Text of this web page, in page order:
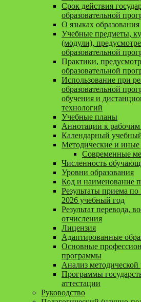
Срок действия
образовательной
О языках образования
Учебные предметы,
(модули),
образовательной
Практики,
образовательной
Использование при
образовательной
обучения и
технологий
Учебные планы
Аннотации к
Календарный
Методические и
Современные
Численность
Уровни образования
Код и наименование
Результаты приема
2026 учебный год
Результат перевода,
отчисления
Лицензия
Адаптированные
Основные
программы
Анализ методической
Программы
аттестации
Руководство